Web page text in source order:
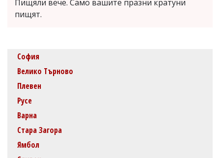
Пищяли вече. Само вашите празни кратуни
пищят.
София
Велико Търново
Плевен
Русе
Варна
Стара Загора
Ямбол